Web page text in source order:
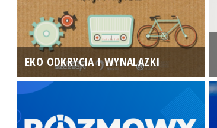
EKO ODKRYCIA I WYNALAZKI